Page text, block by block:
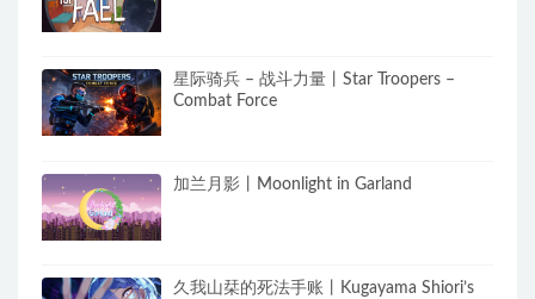
星际骑兵 – 战斗力量丨Star Troopers –
Combat Force
加兰月影丨Moonlight in Garland
久我山栞的死法手账丨Kugayama Shiori’s